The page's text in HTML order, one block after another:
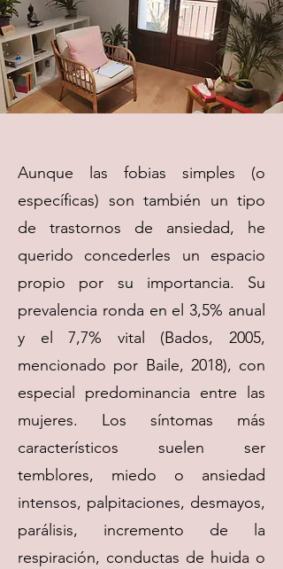
Aunque las fobias simples (o
específicas) son también un tipo
de trastornos de ansiedad, he
querido concederles un espacio
propio por su importancia. Su
prevalencia ronda en el 3,5% anual
y el 7,7% vital (Bados, 2005,
mencionado por Baile, 2018), con
especial predominancia entre las
mujeres. Los síntomas más
característicos suelen ser
temblores, miedo o ansiedad
intensos, palpitaciones, desmayos,
parálisis, incremento de la
respiración, conductas de huida o